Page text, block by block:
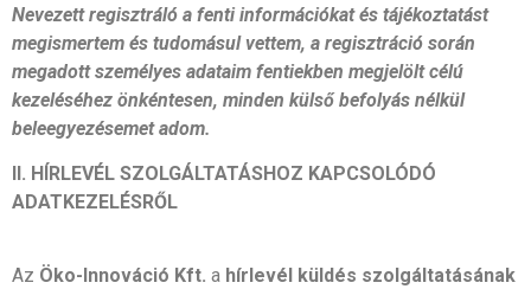
Nevezett regisztráló a fenti információkat és tájékoztatást
megismertem és tudomásul vettem, a regisztráció során
megadott személyes adataim fentiekben megjelölt célú
kezeléséhez önkéntesen, minden külső befolyás nélkül
beleegyezésemet adom.
II. HÍRLEVÉL SZOLGÁLTATÁSHOZ KAPCSOLÓDÓ
ADATKEZELÉSRŐL
Az Öko-Innováció Kft. a hírlevél küldés szolgáltatásának